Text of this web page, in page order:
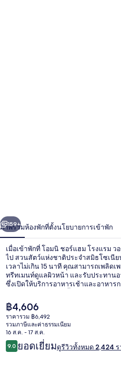
แฮม
โรงแรม
วอชิงตัน
ดีซี
า
ถัดไป
159+
ภาพรวมห้องพักที่ตั้งนโยบายการเข้าพัก
เมื่อเข้าพักที่ โอมนิ ชอร์แฮม โรงแรม
ไป สวนสัตว์แห่งชาติประจำสมิธโซเนี
เวลาไม่เกิน 15 นาที คุณสามารถเพลิ
ทรีทเมนท์ดูแลผิวหน้า และรับประทาน
ซึ่งเปิดให้บริการอาหารเช้าและอาหาร
ล้วนแล้วแต่ประทับใจสระว่ายน้ำและพ
สาธารณะ: เดิน 4 นาทีถึง สถานีสวนสัต
ราคา
ปัจจุบัน
฿4,606
฿4,606
ราคารวม ฿6,492
รวมภาษีและค่าธรรมเนียม
16 ส.ค. - 17 ส.ค.
รีวิว
9.09.0 จาก 10
ยอดเยี่ยมดูรีวิวทั้งหมด 2,424 ร